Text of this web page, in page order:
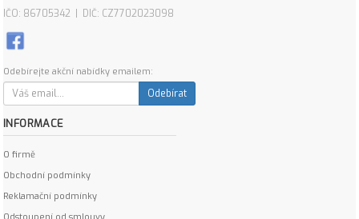
IČO: 86705342 | DIČ: CZ7702023098
Odebírejte akční nabídky emailem:
Odebírat
INFORMACE
O firmě
Obchodní podmínky
Reklamační podmínky